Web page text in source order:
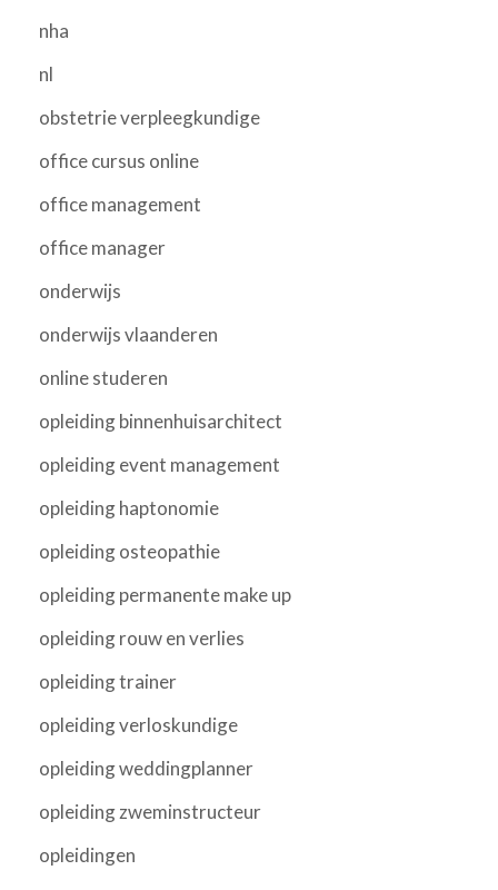
nha
nl
obstetrie verpleegkundige
office cursus online
office management
office manager
onderwijs
onderwijs vlaanderen
online studeren
opleiding binnenhuisarchitect
opleiding event management
opleiding haptonomie
opleiding osteopathie
opleiding permanente make up
opleiding rouw en verlies
opleiding trainer
opleiding verloskundige
opleiding weddingplanner
opleiding zweminstructeur
opleidingen